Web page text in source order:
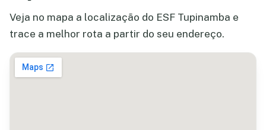
Veja no mapa a localização do ESF Tupinamba e
trace a melhor rota a partir do seu endereço.